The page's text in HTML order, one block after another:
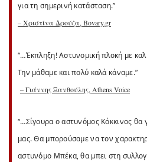
για τη σημερινή κατάσταση.”
– Χριστίνα Δρούζα, Bovary.gr
“…Έκπληξη! Αστυνομική πλοκή με
Την μάθαμε και πολύ καλά κάναμε.”
– Γιάννης Ξανθούλης, Athens Voice
“…Σίγουρα ο αστυνόμος Κόκκινος θα
μας. Θα μπορούσαμε να τον
αστυνόμο Μπέκα, θα μπει στη